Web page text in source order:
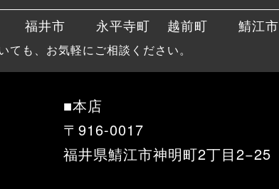
福井市 永平寺町 越前町 鯖江市
ても、お気軽にご相談ください。
■本店
〒916-0017
福井県鯖江市神明町2丁目2−25